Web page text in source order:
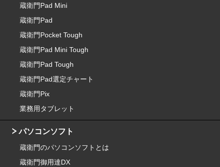
蔵衛門Pad Mini
蔵衛門Pad
蔵衛門Pocket Tough
蔵衛門Pad Mini Tough
蔵衛門Pad Tough
蔵衛門Pad選定チャート
蔵衛門Pix
業務用タブレット
パソコンソフト
蔵衛門のパソコンソフトとは
蔵衛門御用達DX